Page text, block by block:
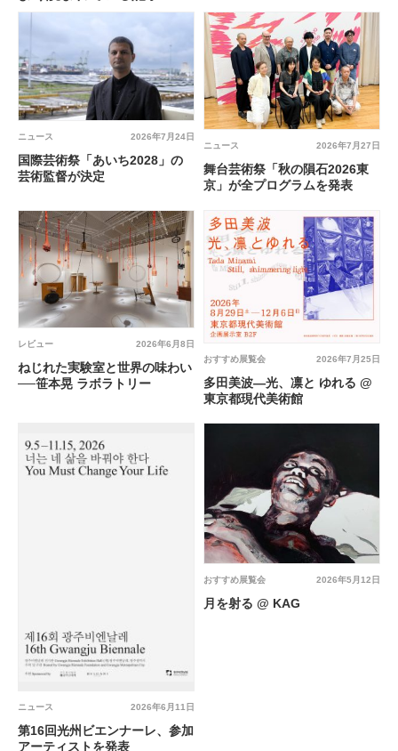
2026年7月24日
ニュース
国際芸術祭「あいち2028」の
芸術監督が決定
2026年7月27日
ニュース
舞台芸術祭「秋の隕石2026東
京」が全プログラムを発表
2026年6月8日
レビュー
ねじれた実験室と世界の味わい
──笹本晃 ラボラトリー
2026年7月25日
おすすめ展覧会
多田美波―光、凛と ゆれる @
東京都現代美術館
2026年6月11日
ニュース
第16回光州ビエンナーレ、参加
アーティストを発表
2026年5月12日
おすすめ展覧会
月を射る @ KAG